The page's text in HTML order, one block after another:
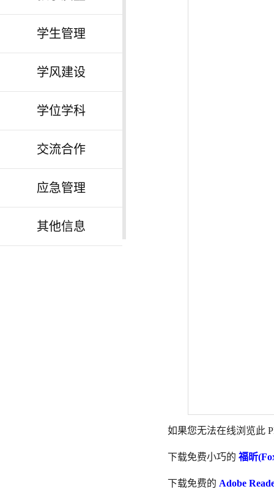
学生管理
学风建设
学位学科
交流合作
应急管理
其他信息
如果您无法在线浏览此
下载免费小巧的 福昕
下载免费的 Adobe